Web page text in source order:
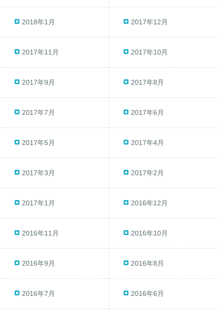
2018年1月 2017年12月
2017年11月 2017年10月
2017年9月 2017年8月
2017年7月 2017年6月
2017年5月 2017年4月
2017年3月 2017年2月
2017年1月 2016年12月
2016年11月 2016年10月
2016年9月 2016年8月
2016年7月 2016年6月